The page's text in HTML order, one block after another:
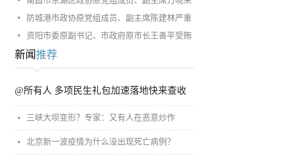
防城港市政协原党组成员、副主席陈建林严重
资阳市委原副书记、市政府原市长王善平受贿
新闻 推荐
@所有人 多项民生礼包加速落地快来查收
三峡大坝变形？专家：又有人在恶意炒作
北京新一波疫情为什么没出现死亡病例？